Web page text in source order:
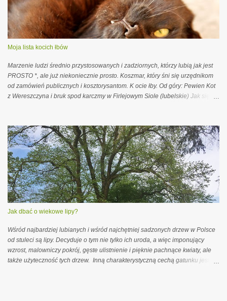
Moja lista kocich łbów
Marzenie ludzi średnio przystosowanych i zadziornych, którzy lubią jak jest
PROSTO *, ale już niekoniecznie prosto. Koszmar, który śni się urzędnikom
od zamówień publicznych i kosztorysantom. K ocie łby. Od góry: Pewien Kot
z Wereszczyna i bruk spod karczmy w Firlejowym Siole (lubelskie) Jak się
ranking - bardzo osobisty i dość ogólnopolski. Miejsce 7. Jak to mówią -
dobrymi chęciami... Włodawa (lubelskie) Dla jasności - jestem wielką
miłośniczką Włodawy i myśli technicznej znad Bugu (patrz: miejsce 2 i 1).
Włodawskie kocie łby, z taką determinacją ocalone, zachwalam od dawna.
Ale - przyznacie, że przydałoby się to wszystko trochę lepiej ułożyć. Między
kamieniami nie zbierałyby się wtedy liście i papierki, a przynajmniej łatwiej
byłoby je zamieść. Miejsce 6. Rodzynki w cieście Brusy (pomo...
Jak dbać o wiekowe lipy?
Wśród najbardziej lubianych i wśród najchętniej sadzonych drzew w Polsce
od stuleci są lipy. Decyduje o tym nie tylko ich uroda, a więc imponujący
wzrost, malowniczy pokrój, gęste ulistnienie i pięknie pachnące kwiaty, ale
także użyteczność tych drzew. Inną charakterystyczną cechą gatunku jest